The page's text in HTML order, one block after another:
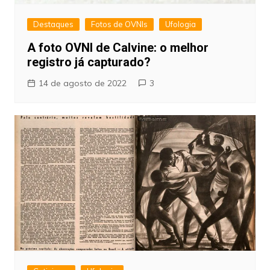
Destaques Fotos de OVNIs Ufologia
A foto OVNI de Calvine: o melhor
registro já capturado?
14 de agosto de 2022 3